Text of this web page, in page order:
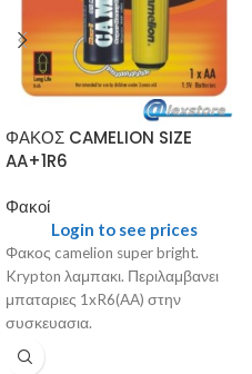
ΦΑΚΟΣ CAMELION SIZE
AA+1R6
Φακοί
Login to see prices
Φακος camelion super bright.
Krypton λαμπακι. Περιλαμβανει
μπαταριες 1xR6(AA) στην
συσκευασια.